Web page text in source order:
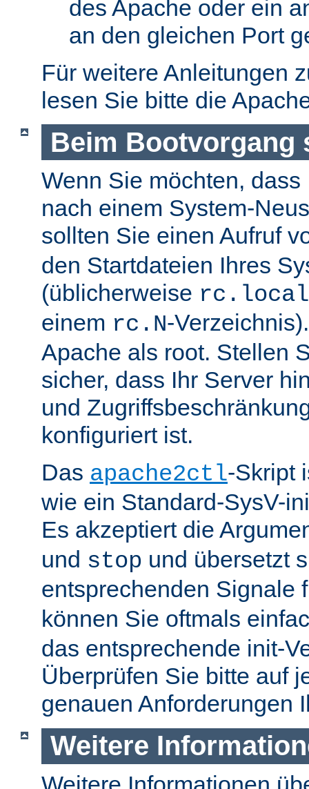
des Apache oder ein
an den gleichen Port
Für weitere Anleitungen
lesen Sie bitte die
Beim Bootvorgang
Wenn Sie möchten,
nach einem System-
sollten Sie einen Aufruf
den Startdateien Ihres
(üblicherweise rc.local
einem rc.N-
Apache als root. Stellen
sicher, dass Ihr Server
und
konfiguriert ist.
Das apache2ctl-Skript
wie ein Standard-SysV-
Es akzeptiert die
und stop und übersetzt
entsprechenden Signale
können Sie oftmals
das entsprechende init-
Überprüfen Sie bitte auf
genauen Anforderungen
Weitere